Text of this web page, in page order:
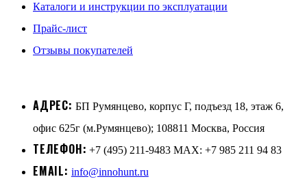
Каталоги и инструкции по эксплуатации
Прайс-лист
Отзывы покупателей
АДРЕС: БП Румянцево, корпус Г, подъезд 18, этаж 6,
офис 625г (м.Румянцево); 108811 Москва, Россия
ТЕЛЕФОН: +7 (495) 211-9483 MAX: +7 985 211 94 83
EMAIL: info@innohunt.ru